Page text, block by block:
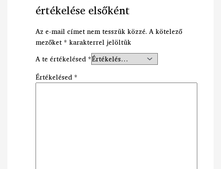
értékelése elsőként
Az e-mail címet nem tesszük közzé. A kötelező
mezőket * karakterrel jelöltük
A te értékelésed *
Értékelésed *